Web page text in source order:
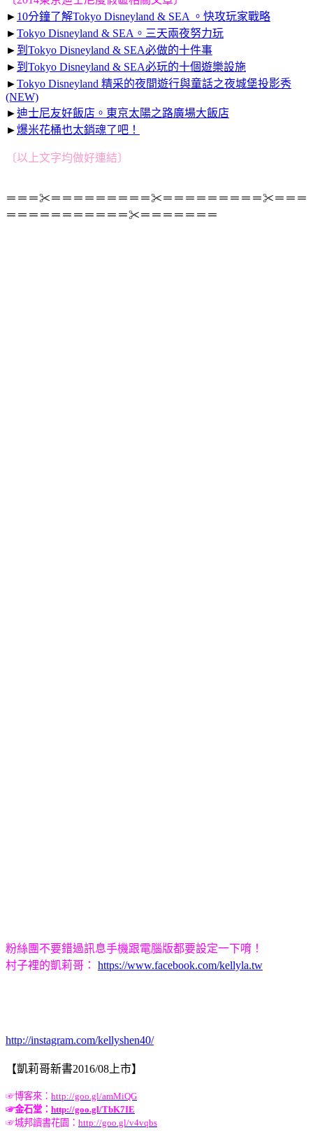
► 10分鐘了解Tokyo Disneyland & SEA 。快攻玩家戰略
►Tokyo Disneyland & SEA。三天兩夜努力玩
► 到Tokyo Disneyland & SEA必做的十件事
► 到Tokyo Disneyland & SEA必玩的十個遊樂設施
►Tokyo Disneyland 精采的夜間遊行與童話之夜城堡投影秀
(NEW)
►迪士尼友好飯店。東京太陽之路廣場大飯店
►爆米花桶也太銷魂了吧！
〔以上文字均做好連結〕
＝＝＝✂＝＝＝＝＝＝＝＝＝✂＝＝＝＝＝＝＝＝＝✂＝＝＝
＝＝＝＝＝＝＝＝＝＝＝✂＝＝＝＝＝＝＝
粉絲團不要錯過訊息手機跟電腦版都要設定一下唷！
村子裡的凱莉哥： https://www.facebook.com/kellyla.tw
http://instagram.com/kellyshen40/
【凱莉哥新書2016/08上市】
☞博客來： http://goo.gl/amMiQG
☞金石堂： http://goo.gl/TbK7IE
☞城邦讀書花園： http://goo.gl/v4vqbs